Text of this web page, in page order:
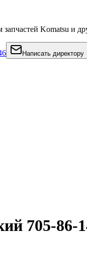
Komatsu и
Написать директору
705-86-